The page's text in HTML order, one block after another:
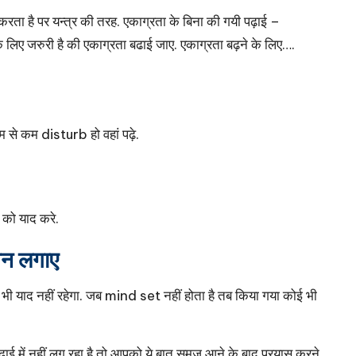
है पर यन्त्र की तरह. एकाग्रता के बिना की गयी पढ़ाई –
जरुरी है की एकाग्रता बढाई जाए. एकाग्रता बढ़ने के लिए….
से कम disturb हो वहां पढ़े.
याद करे.
लगाए
नहीं रहेगा. जब mind set नहीं होता है तब किया गया कोई भी